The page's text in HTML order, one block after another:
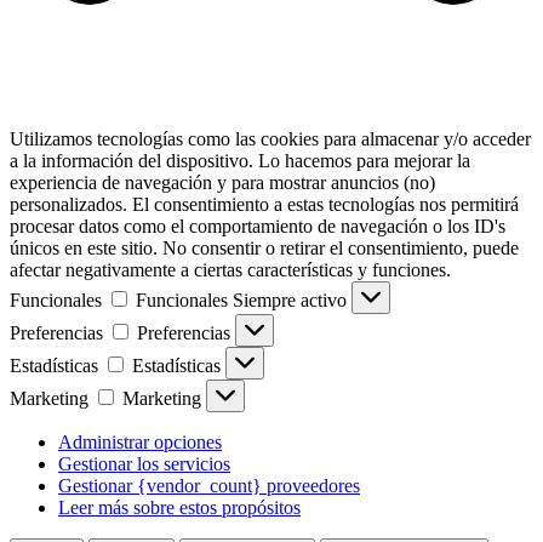
Utilizamos tecnologías como las cookies para almacenar y/o acceder
a la información del dispositivo. Lo hacemos para mejorar la
experiencia de navegación y para mostrar anuncios (no)
personalizados. El consentimiento a estas tecnologías nos permitirá
procesar datos como el comportamiento de navegación o los ID's
únicos en este sitio. No consentir o retirar el consentimiento, puede
afectar negativamente a ciertas características y funciones.
Funcionales
Funcionales Siempre activo
Preferencias
Preferencias
Estadísticas
Estadísticas
Marketing
Marketing
Administrar opciones
Gestionar los servicios
Gestionar {vendor_count} proveedores
Leer más sobre estos propósitos